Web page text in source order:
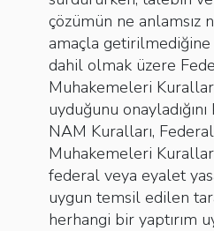
çözümün ne anlamsız
amaçla
dahil olmak üzere
Muhakemeleri
uyduğunu
NAM Kuralları,
Muhakemeleri
federal veya eyalet
uygun temsil edilen
herhangi bir yaptırım